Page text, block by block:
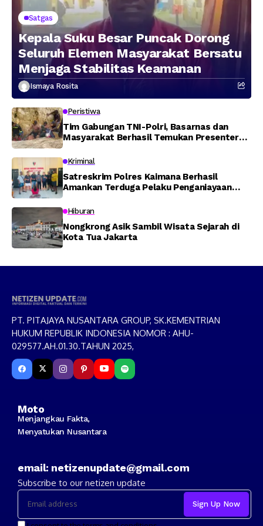
Satgas
Kepala Suku Besar Puncak Dorong
Seluruh Elemen Masyarakat Bersatu
Menjaga Stabilitas Keamanan
Ismaya Rosita
Peristiwa
Tim Gabungan TNI-Polri, Basarnas dan
Masyarakat Berhasil Temukan Presenter
Memti
Kriminal
Satreskrim Polres Kaimana Berhasil
Amankan Terduga Pelaku Penganiayaan
Hiburan
Nongkrong Asik Sambil Wisata Sejarah di
Kota Tua Jakarta
PT. PITAJAYA NUSANTARA GROUP, SK.KEMENTRIAN
HUKUM REPUBLIK INDONESIA NOMOR : AHU-
029577.AH.01.30.TAHUN 2025,
Moto
Menjangkau Fakta,
Menyatukan Nusantara
email: netizenupdate@gmail.com
Subscribe to our netizen update